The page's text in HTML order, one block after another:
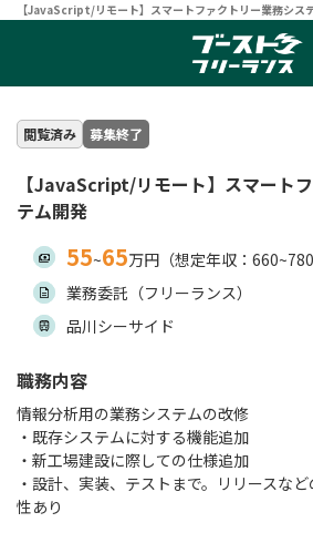
【JavaScript/リモート】スマートファクトリー業務システム開発 | フリーラン
ア向け案件サイト 【ブーストフリーランス】
閲覧済み 募集終了
【JavaScript/リモート】スマート
テム開発
55~65万円（想定年収：660~780
業務委託（フリーランス）
品川シーサイド
職務内容
情報分析用の業務システムの改修
・既存システムに対する機能追加
・新工場建設に際しての仕様追加
・設計、実装、テストまで。リリースな
性あり